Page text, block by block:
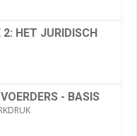
HET JURIDISCH
- BASIS